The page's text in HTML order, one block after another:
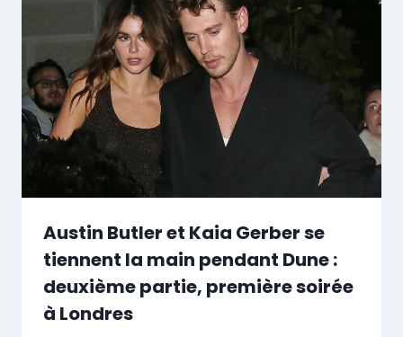
Austin Butler et Kaia Gerber se
tiennent la main pendant Dune :
deuxième partie, première soirée
à Londres